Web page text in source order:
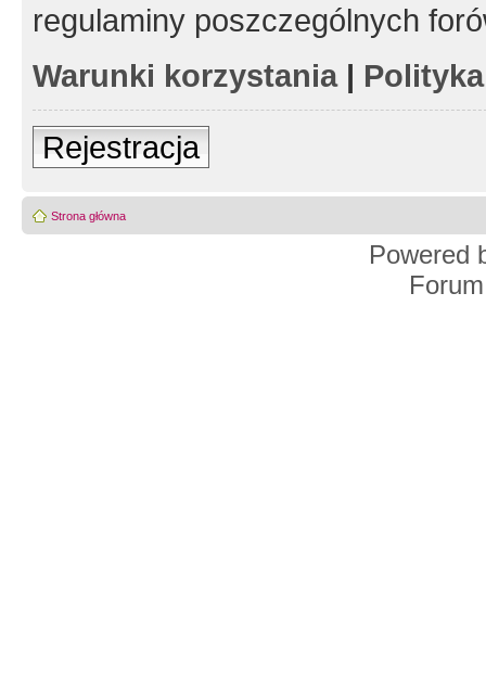
regulaminy poszczególnych
Warunki korzystania|
Rejestracja
Strona główna
Powered